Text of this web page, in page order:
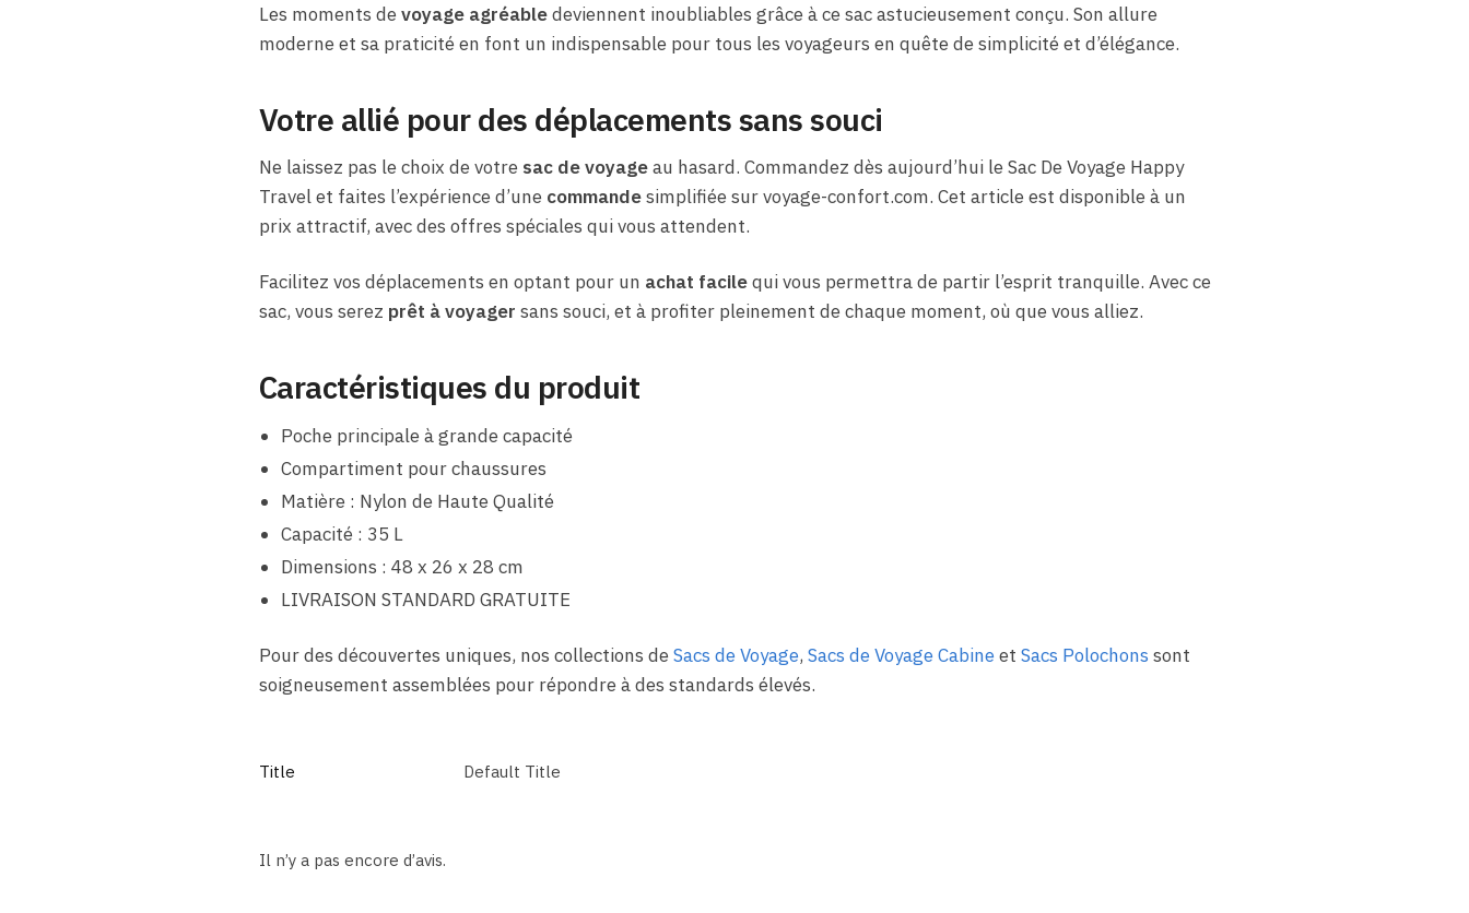
Les moments devoyage agréabledeviennent inoubliables grâce à ce sac astucieusement conçu. Son allure
moderne et sa praticité en font un indispensable pour tous les voyageurs en quête de simplicité et d’élégance.
Votre allié pour des déplacements sans souci
Ne laissez pas le choix de votre sac de voyageau hasard. Commandez dès aujourd’hui le Sac De Voyage Happy
Travel et faites l’expérience d’une commandesimplifiée sur voyage-confort.com. Cet article est disponible à un
prix attractif, avec des offres spéciales qui vous attendent.
Facilitez vos déplacements en optant pour un achat facilequi vous permettra de partir l’esprit tranquille. Avec ce
sac, vous serez prêt à voyager sans souci, et à profiter pleinement de chaque moment, où que vous alliez.
Caractéristiques du produit
Poche principale à grande capacité
Compartiment pour chaussures
Matière : Nylon de Haute Qualité
Capacité : 35 L
Dimensions : 48 x 26 x 28 cm
LIVRAISON STANDARD GRATUITE
Pour des découvertes uniques, nos collections deSacs de Voyage, Sacs de Voyage Cabineet Sacs Polochons sont
soigneusement assemblées pour répondre à des standards élevés.
Title Default Title
Il n’y a pas encore d’avis.